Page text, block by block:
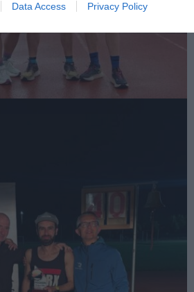
Data Access Privacy Policy